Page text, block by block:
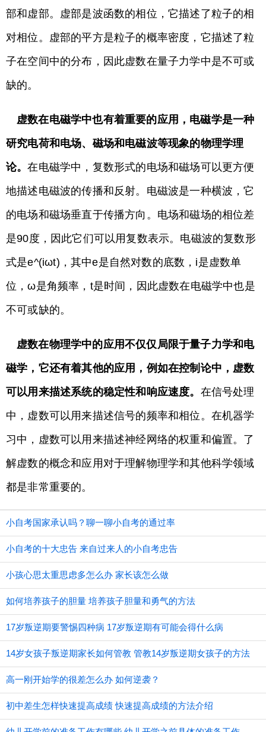
部和虚部。虚部是波函数的相位，它描述了粒子的相
对相位。虚部的平方是粒子的概率密度，它描述了粒
子在空间中的分布，因此虚数在量子力学中是不可或
缺的。
虚数在电磁学中也有着重要的应用，电磁学是一种
研究电荷和电场、磁场和电磁波等现象的物理学理
论。在电磁学中，复数形式的电场和磁场可以更方便
地描述电磁波的传播和反射。电磁波是一种横波，它
的电场和磁场垂直于传播方向。电场和磁场的相位差
是90度，因此它们可以用复数表示。电磁波的复数形
式是e^(iωt)，其中e是自然对数的底数，i是虚数单
位，ω是角频率，t是时间，因此虚数在电磁学中也是
不可或缺的。
虚数在物理学中的应用不仅仅局限于量子力学和电
磁学，它还有着其他的应用，例如在控制论中，虚数
可以用来描述系统的稳定性和响应速度。 在信号处理
中，虚数可以用来描述信号的频率和相位。在机器学
习中，虚数可以用来描述神经网络的权重和偏置。了
解虚数的概念和应用对于理解物理学和其他科学领域
都是非常重要的。
小自考国家承认吗？聊一聊小自考的通过率
小自考的十大忠告 来自过来人的小自考忠告
小孩心思太重思虑多怎么办 家长该怎么做
如何培养孩子的胆量 培养孩子胆量和勇气的方法
17岁叛逆期要警惕四种病 17岁叛逆期有可能会得什么病
14岁女孩子叛逆期家长如何管教 管教14岁叛逆期女孩子的方法
高一刚开始学的很差怎么办 如何逆袭？
初中差生怎样快速提高成绩 快速提高成绩的方法介绍